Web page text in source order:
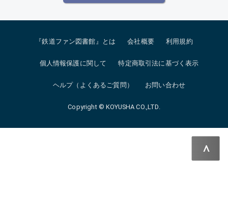
『鉄道ファン図書館』とは 会社概要 利用規約
個人情報保護に関して 特定商取引法に基づく表示
ヘルプ（よくあるご質問） お問い合わせ
Copyright © KOYUSHA CO.,LTD.